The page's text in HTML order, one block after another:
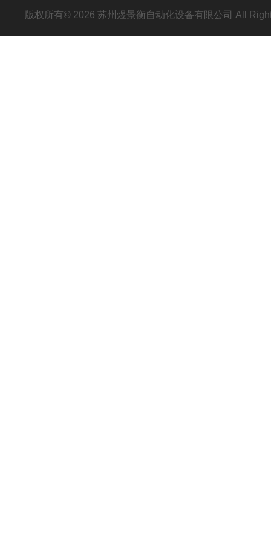
版权所有© 2026 苏州煜景衡自动化设备有限公司 All